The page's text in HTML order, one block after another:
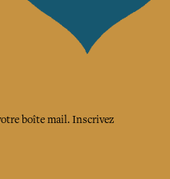
boîte mail. Inscrivez